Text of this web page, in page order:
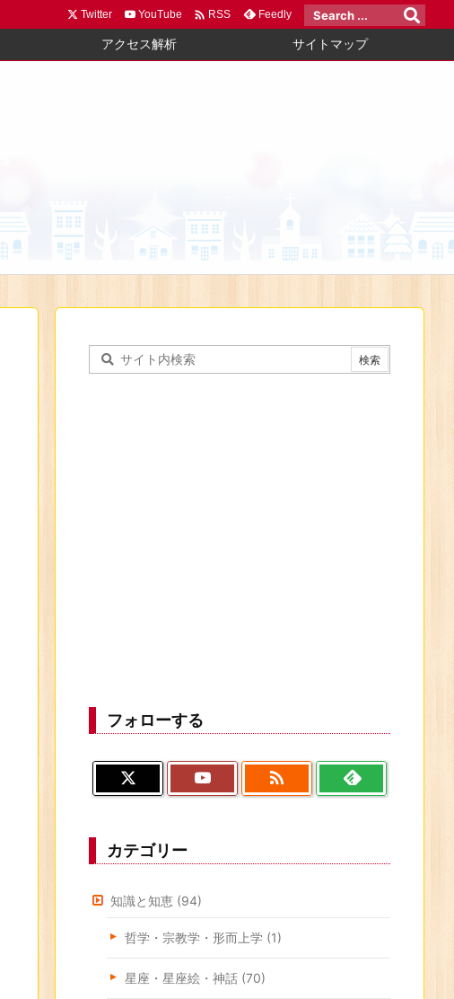
アクセス解析 サイトマップ
Twitter YouTube  RSS Feedly
フォローする

カテゴリー
知識と知恵 (94)
哲学・宗教学・形而上学 (1)
星座・星座絵・神話 (70)